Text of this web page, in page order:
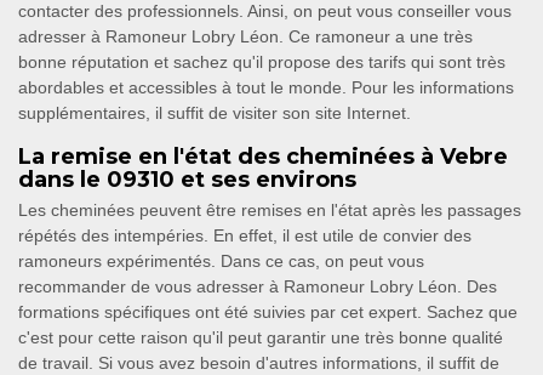
contacter des professionnels. Ainsi, on peut vous conseiller vous
adresser à Ramoneur Lobry Léon. Ce ramoneur a une très
bonne réputation et sachez qu'il propose des tarifs qui sont très
abordables et accessibles à tout le monde. Pour les informations
supplémentaires, il suffit de visiter son site Internet.
La remise en l'état des cheminées à Vebre
dans le 09310 et ses environs
Les cheminées peuvent être remises en l'état après les passages
répétés des intempéries. En effet, il est utile de convier des
ramoneurs expérimentés. Dans ce cas, on peut vous
recommander de vous adresser à Ramoneur Lobry Léon. Des
formations spécifiques ont été suivies par cet expert. Sachez que
c'est pour cette raison qu'il peut garantir une très bonne qualité
de travail. Si vous avez besoin d'autres informations, il suffit de